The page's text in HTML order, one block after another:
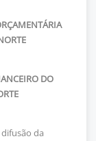
DO
da